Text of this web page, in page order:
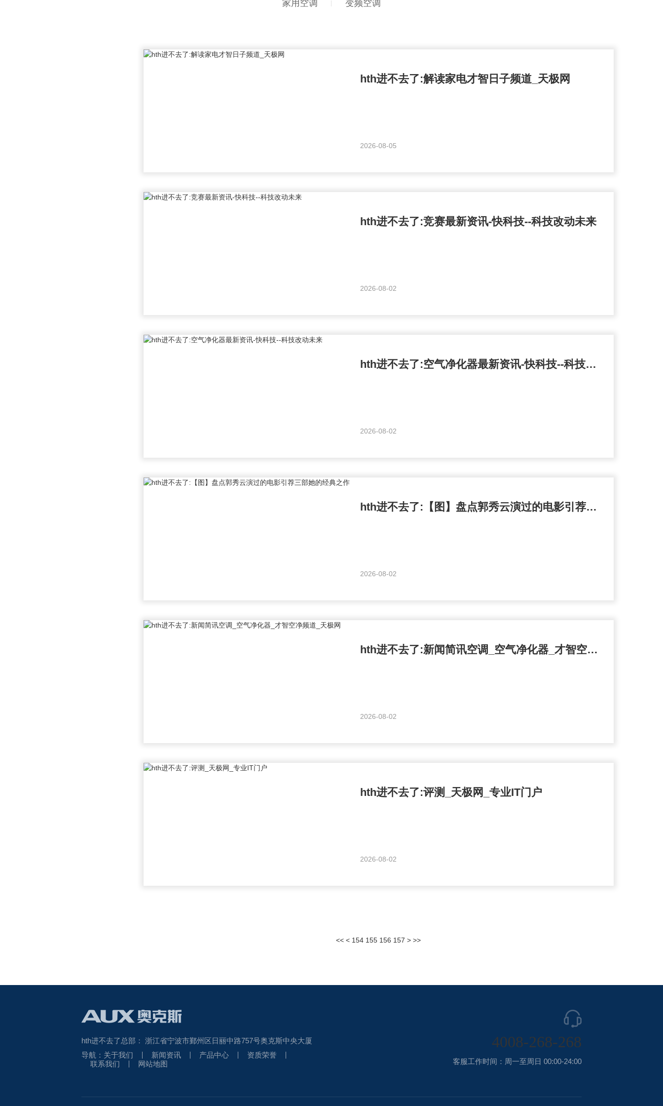
家用空调 变频空调
hth进不去了:解读家电才智日子频道_天极网
2026-08-05
hth进不去了:竞赛最新资讯-快科技--科技改动未来
2026-08-02
hth进不去了:空气净化器最新资讯-快科技--科技改动未来
2026-08-02
hth进不去了:【图】盘点郭秀云演过的电影引荐三部她的经典之作
2026-08-02
hth进不去了:新闻简讯空调_空气净化器_才智空净频道_天极网
2026-08-02
hth进不去了:评测_天极网_专业IT门户
2026-08-02
<< < 154 155 156 157 > >>
hth进不去了总部： 浙江省宁波市鄞州区日丽中路757号奥克斯中央大厦
导航： 关于我们 新闻资讯 产品中心
资质荣誉
联系我们
网站地图
4008-268-268
客服工作时间：周一至周日 00:00-24:00